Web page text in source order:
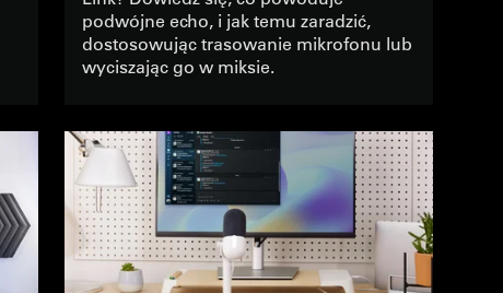
podwójne echo, i jak temu zaradzić,
dostosowując trasowanie mikrofonu lub
wyciszając go w miksie.